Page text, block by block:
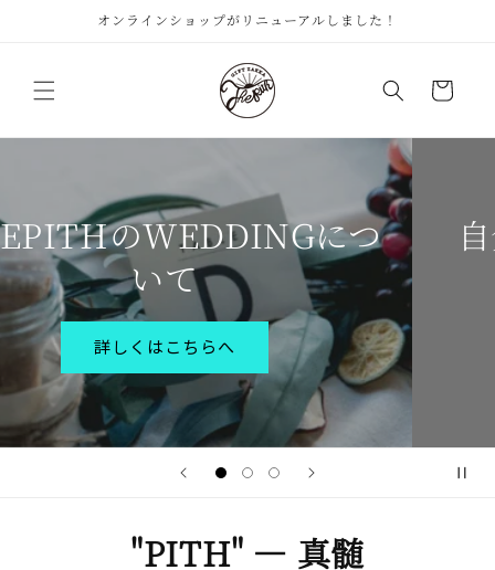
オンラインショップがリニューアルしました！
ー
自分のセンス発信しません
か？
STORE & STOCKのご紹介
"PITH" ― 真髄